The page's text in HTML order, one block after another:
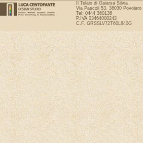
Il Telaio di Gaiarsa Silvia
Via Pascoli 53, 36030 Povolaro
Tel: 0444 360136
P.IVA 03464000243
C.F. GRSSLV72T60L840G